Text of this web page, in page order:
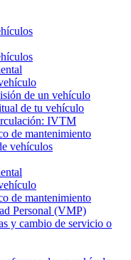
de un vehículo
de tu vehículo
IVTM
de mantenimiento
vehículos
de mantenimiento
Personal (VMP)
y cambio de servicio o